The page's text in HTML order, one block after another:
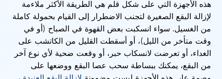
هذه الأجهزة التي على شكل قلم هي الطريقة الأكثر ملاءمة
لإزالة البقع الصغيرة لتجنب الاضطرار إلى القيام بحمولة كاملة
من الغسيل. سواء انسكبت بعض القهوة في الصباح (أو في
وقت متأخر من الليل)، أو أسقطت القليل من الكاتشب على
الغداء، أو تعرضت لانسكاب حبر، أو وقعت ضحية لأي نوع آخر
من البقع، يمكنك ببساطة سحب عصا البقع ووضعها على